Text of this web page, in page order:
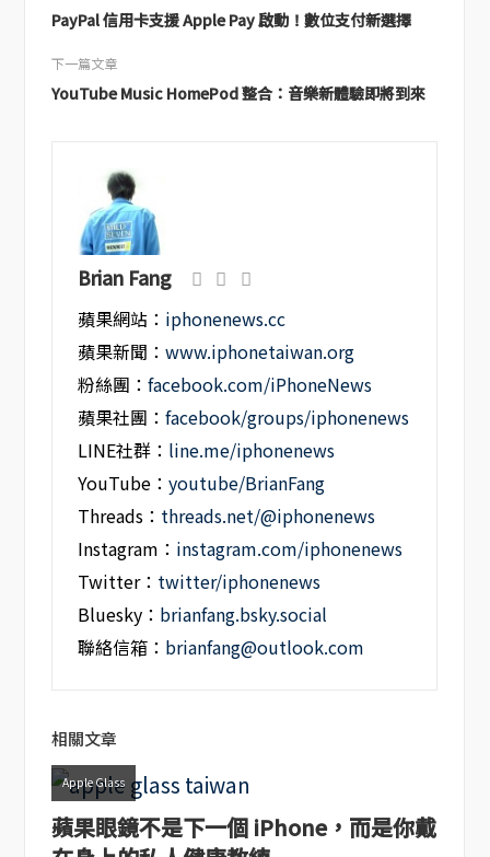
PayPal 信用卡支援 Apple Pay 啟動！數位支付新選擇
下一篇文章
YouTube Music HomePod 整合：音樂新體驗即將到來
Brian Fang
蘋果網站： iphonenews.cc
蘋果新聞：www.iphonetaiwan.org
粉絲團：facebook.com/iPhoneNews
蘋果社團：facebook/groups/iphonenews
LINE社群： line.me/iphonenews
YouTube：youtube/BrianFang
Threads： threads.net/@iphonenews
Instagram： instagram.com/iphonenews
Twitter： twitter/iphonenews
Bluesky： brianfang.bsky.social
聯絡信箱： brianfang@outlook.com
相關文章
Apple Glass
蘋果眼鏡不是下一個 iPhone，而是你戴